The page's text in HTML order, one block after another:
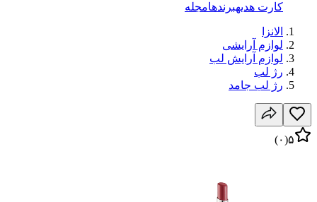
کارت هدیهبرندهامجله
الانزا
لوازم آرایشی
لوازم آرایش لب
رژ لب
رژ لب جامد
۵(۰)